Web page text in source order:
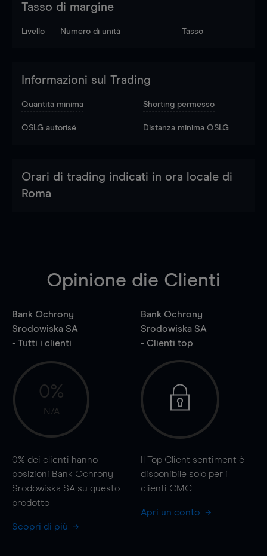
Tasso di margine
Livello Numero di unità Tasso
Informazioni sul Trading
Quantità minima Shorting permesso
OSLG autorisé Distanza minima OSLG
Orari di trading indicati in ora locale di
Roma
Opinione die Clienti
Bank Ochrony
Srodowiska SA
- Tutti i clienti
0%
N/A
0% dei clienti hanno
posizioni Bank Ochrony
Srodowiska SA su questo
prodotto
Scopri di più
Bank Ochrony
Srodowiska SA
- Clienti top
Il Top Client sentiment è
disponibile solo per i
clienti CMC
Apri un conto